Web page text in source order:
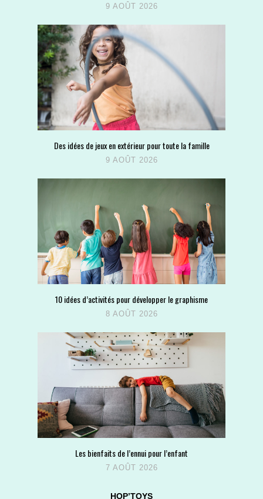
9 AOÛT 2026
Des idées de jeux en extérieur pour toute la famille
9 AOÛT 2026
10 idées d’activités pour développer le graphisme
8 AOÛT 2026
Les bienfaits de l’ennui pour l’enfant
7 AOÛT 2026
HOP’TOYS